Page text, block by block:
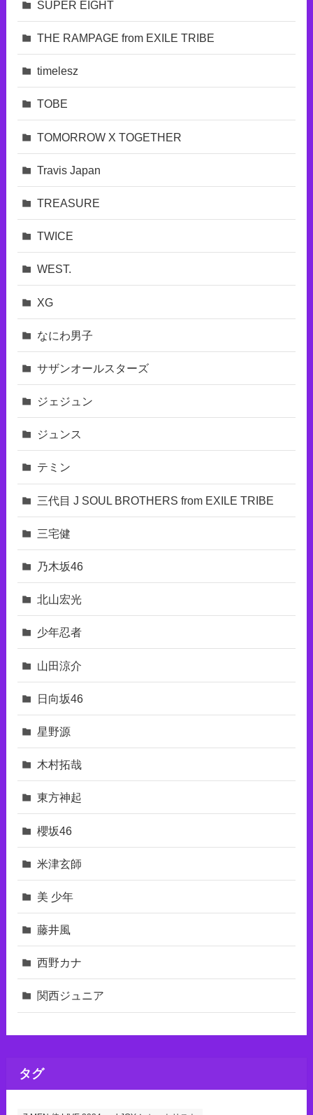
SUPER EIGHT
THE RAMPAGE from EXILE TRIBE
timelesz
TOBE
TOMORROW X TOGETHER
Travis Japan
TREASURE
TWICE
WEST.
XG
なにわ男子
サザンオールスターズ
ジェジュン
ジュンス
テミン
三代目 J SOUL BROTHERS from EXILE TRIBE
三宅健
乃木坂46
北山宏光
少年忍者
山田涼介
日向坂46
星野源
木村拓哉
東⽅神起
櫻坂46
米津玄師
美 少年
藤井風
西野カナ
関西ジュニア
タグ